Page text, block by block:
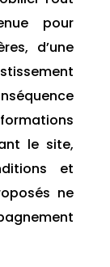
pour
d’une
le site,
et
ne